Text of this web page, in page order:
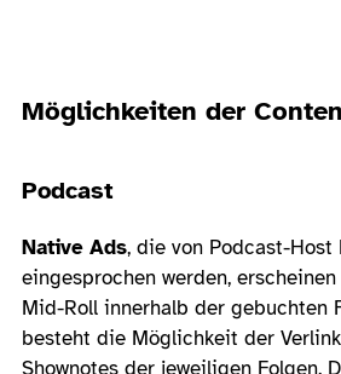
Möglichkeiten der
Podcast
Native Ads, die von Podcast-
eingesprochen werden,
Mid-Roll innerhalb der gebuchten
besteht die Möglichkeit der
Shownotes der jeweiligen Folgen.